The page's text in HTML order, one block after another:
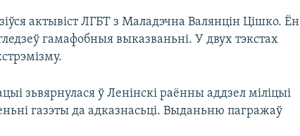
актывіст ЛГБТ з Маладэчна Валянцін Цішко. Ён
гамафобныя выказваньні. У двух тэкстах
зьвярнулася ў Ленінскі раённы аддзел міліцыі
газэты да адказнасьці. Выданьню пагражаў